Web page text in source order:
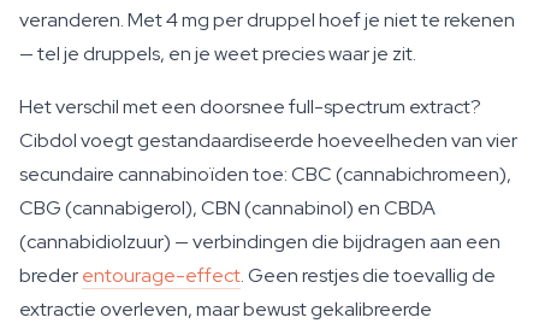
veranderen. Met 4 mg per druppel hoef je niet te rekenen
— tel je druppels, en je weet precies waar je zit.
Het verschil met een doorsnee full-spectrum extract?
Cibdol voegt gestandaardiseerde hoeveelheden van vier
secundaire cannabinoïden toe: CBC (cannabichromeen),
CBG (cannabigerol), CBN (cannabinol) en CBDA
(cannabidiolzuur) — verbindingen die bijdragen aan een
brederentourage-effect. Geen restjes die toevallig de
extractie overleven, maar bewust gekalibreerde